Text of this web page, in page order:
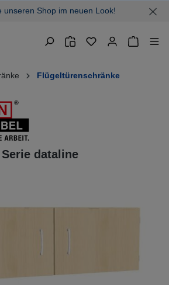
unseren Shop im neuen Look!
Flügeltürenschränke
dataline